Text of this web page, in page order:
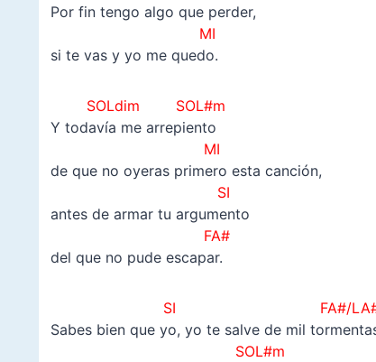
Por fin tengo algo que perder,
MI
si te vas y yo me quedo.
SOLdim SOL#m
Y todavía me arrepiento
MI
de que no oyeras primero esta canción,
SI
antes de armar tu argumento
FA#
del que no pude escapar.
SI FA#/
Sabes bien que yo, yo te salve de mil
SOL#m